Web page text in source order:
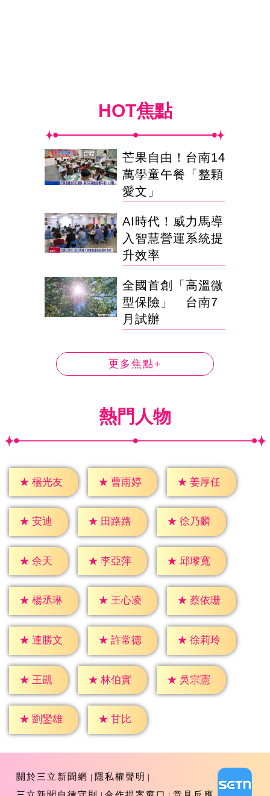
HOT焦點
芒果自由！台南14
萬學童午餐「整顆
愛文」
AI時代！威力馬導
入智慧營運系統提
升效率
全國首創「高溫微
型保險」 台南7
月試辦
更多焦點+
熱門人物
★ 楊光友 ★ 曹雨婷 ★ 姜厚任
★ 安迪 ★ 田路路 ★ 徐乃麟
★ 余天 ★ 李亞萍 ★ 邱瓈寬
★ 楊丞琳 ★ 王心凌 ★ 蔡依珊
★ 連勝文 ★ 許常德 ★ 徐莉玲
★ 王凱 ★ 林伯實 ★ 吳宗憲
★ 劉鑾雄 ★ 甘比
關於三立新聞網
隱私權聲明